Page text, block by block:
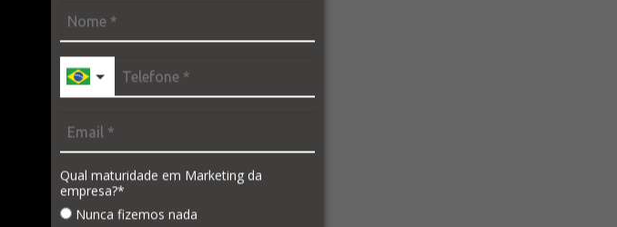
Qual maturidade em Marketing da
empresa?*
Nunca fizemos nada
o Bard com
convencionais e
nossos grandes modelos de
novas e de alta
de lançamento para a